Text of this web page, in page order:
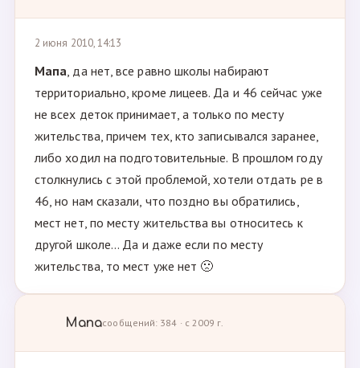
2 июня 2010, 14:13
Мапа, да нет, все равно школы набирают
территориально, кроме лицеев. Да и 46 сейчас уже
не всех деток принимает, а только по месту
жительства, причем тех, кто записывался заранее,
либо ходил на подготовительные. В прошлом году
столкнулись с этой проблемой, хотели отдать ре в
46, но нам сказали, что поздно вы обратились,
мест нет, по месту жительства вы относитесь к
другой школе... Да и даже если по месту
жительства, то мест уже нет 🙁
Мапасообщений: 384 · с 2009 г.